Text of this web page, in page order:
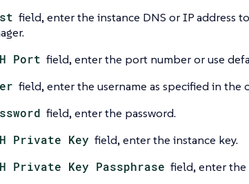
field, enter the instance DNS or IP address
Port field, enter the port number or use
field, enter the username as specified in the
field, enter the password.
Private Key field, enter the instance key.
Private Key Passphrase field, enter the